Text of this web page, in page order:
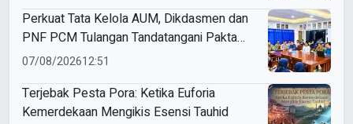
Perkuat Tata Kelola AUM, Dikdasmen dan
PNF PCM Tulangan Tandatangani Pakta
Integritas
07/08/202612:51
Terjebak Pesta Pora: Ketika Euforia
Kemerdekaan Mengikis Esensi Tauhid